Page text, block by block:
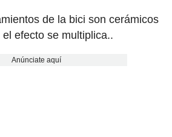
de la bici son cerámicos
efecto se multiplica..
Anúnciate aquí